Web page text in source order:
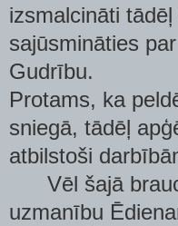
izsmalcināti
sajūsmināties
Gudrību.
Protams, ka
sniegā, tādēļ
atbilstoši
Vēl šajā
uzmanību